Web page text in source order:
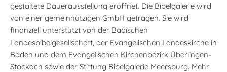
gestaltete Dauerausstellung eröffnet. Die Bibelgalerie wird
von einer gemeinnützigen GmbH getragen. Sie wird
finanziell unterstützt von der Badischen
Landesbibelgesellschaft, der Evangelischen Landeskirche in
Baden und dem Evangelischen Kirchenbezirk Überlingen-
Stockach sowie der Stiftung Bibelgalerie Meersburg. Mehr